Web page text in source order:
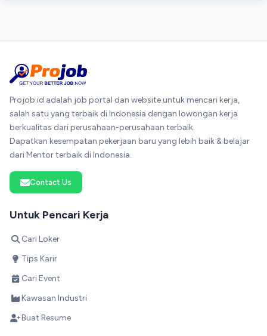
Projob.id adalah job portal dan website untuk mencari kerja,
salah satu yang terbaik di Indonesia dengan lowongan kerja
berkualitas dari perusahaan-perusahaan terbaik.
Dapatkan kesempatan pekerjaan baru yang lebih baik & belajar
dari Mentor terbaik di Indonesia.
Contact Us
Untuk Pencari Kerja
Cari Loker
Tips Karir
Cari Event
Kawasan Industri
Buat Resume